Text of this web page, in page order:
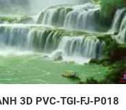
3D PVC-TGI-FJ-P018